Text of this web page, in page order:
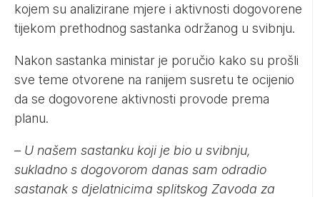
kojem su analizirane mjere i aktivnosti dogovorene
tijekom prethodnog sastanka održanog u svibnju.
Nakon sastanka ministar je poručio kako su prošli
sve teme otvorene na ranijem susretu te ocijenio
da se dogovorene aktivnosti provode prema
planu.
– U našem sastanku koji je bio u svibnju,
sukladno s dogovorom danas sam odradio
sastanak s djelatnicima splitskog Zavoda za